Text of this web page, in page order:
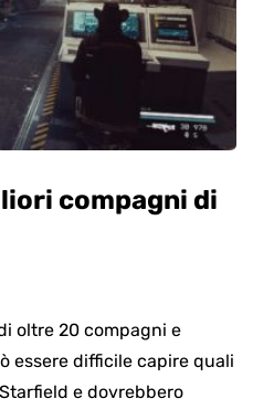
compagni di
oltre 20 compagni e
essere difficile capire quali
e dovrebbero